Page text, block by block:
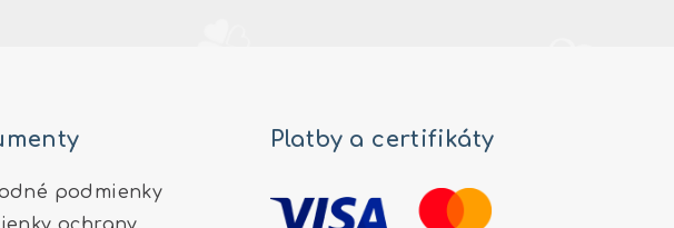
podmienky
Platby a certifikáty